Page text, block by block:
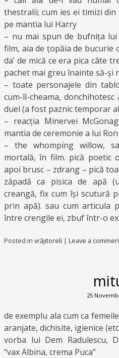
thestralii; cum ies ei timizi
pe mantia lui Harry
– nu mai spun de bufnița
film, aia de țopăia de bucurie
da’ de mică ce era pica câte
pachet mai greu înainte să-și
– toate personajele din
cum-îl-cheama,
duel (a fost paznic temporar
– reacția Minervei
mantia de ceremonie a lui
– the whomping willow,
mortală, în film. pică poetic
apoi brusc – zdrang – pică
zăpadă ca pisica de apă
creangă, fix cum își scutură
prin apă). sau cum articula
între crengile ei, zbuf într-o
Posted in vrăjitoreli | Leave a
25
de exemplu ala cum ca
aranjate, dichisite, igienice
vorba lui Dem Radulescu,
“vax Albina, crema Puca”